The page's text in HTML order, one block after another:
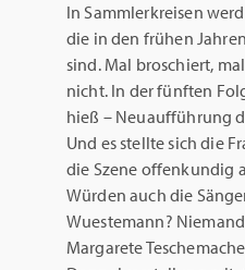
In Sammlerkreisen
die in den frühen
sind. Mal broschiert,
nicht. In der fünften
hieß – Neuaufführung
Und es stellte sich die
die Szene offenkundig
Würden auch die
Wuestemann?
Margarete